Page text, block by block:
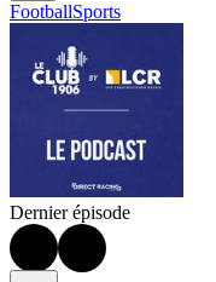
FootballSports
Dernier épisode